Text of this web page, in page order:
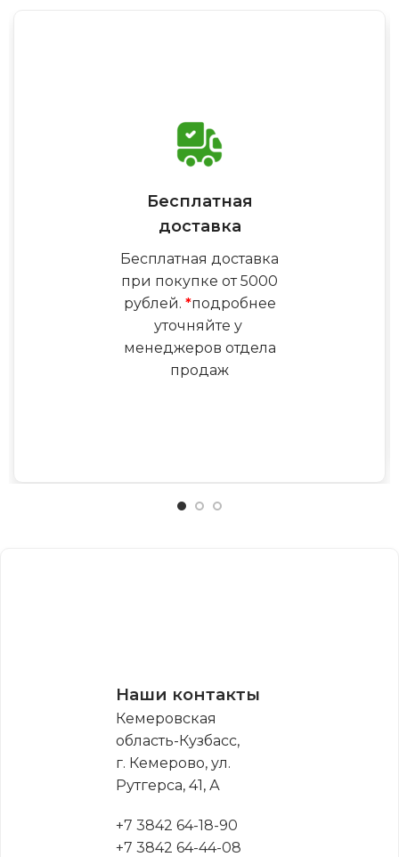
Бесплатная
доставка
Бесплатная доставка
при покупке от 5000
рублей. *подробнее
уточняйте у
менеджеров отдела
продаж
Наши контакты
Кемеровская
область-Кузбасс,
г. Кемерово, ул.
Рутгерса, 41, А
+7 3842 64-18-90
+7 3842 64-44-08